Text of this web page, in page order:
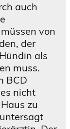
auch
von
der
als
muss.
BCD
nicht
zu